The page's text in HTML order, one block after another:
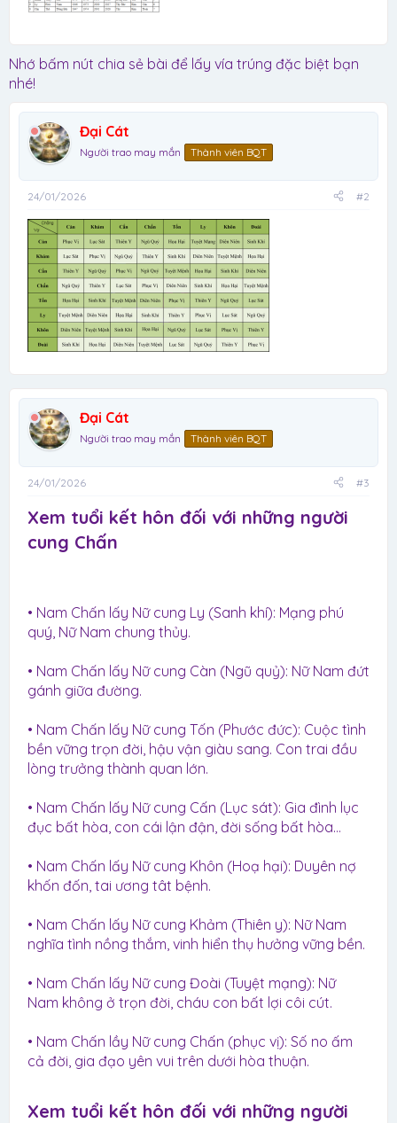
Nhớ bấm nút chia sẻ bài để lấy vía trúng đặc biệt bạn
nhé!
Đại Cát
Người trao may mắn Thành viên BQT
24/01/2026 #2
Đại Cát
Người trao may mắn Thành viên BQT
24/01/2026 #3
Xem tuổi kết hôn đối với những người
cung Chấn​
• Nam Chấn lấy Nữ cung Ly (Sanh khí): Mạng phú
quý, Nữ Nam chung thủy.
• Nam Chấn lấy Nữ cung Càn (Ngũ quỷ): Nữ Nam đứt
gánh giữa đường.
• Nam Chấn lấy Nữ cung Tốn (Phước đức): Cuộc tình
bền vững trọn đời, hậu vận giàu sang. Con trai đầu
lòng trưởng thành quan lớn.
• Nam Chấn lấy Nữ cung Cấn (Lục sát): Gia đình lục
đục bất hòa, con cái lận đận, đời sống bất hòa…
• Nam Chấn lấy Nữ cung Khôn (Hoạ hại): Duyên nợ
khốn đốn, tai ương tât bệnh.
• Nam Chấn lấy Nữ cung Khảm (Thiên y): Nữ Nam
nghĩa tình nồng thắm, vinh hiển thụ hưởng vững bền.
• Nam Chấn lấy Nữ cung Đoài (Tuyệt mạng): Nữ
Nam không ở trọn đời, cháu con bất lợi côi cút.
• Nam Chấn lầy Nữ cung Chấn (phục vị): Số no ấm
cả đời, gia đạo yên vui trên dưới hòa thuận.
Xem tuổi kết hôn đối với những người